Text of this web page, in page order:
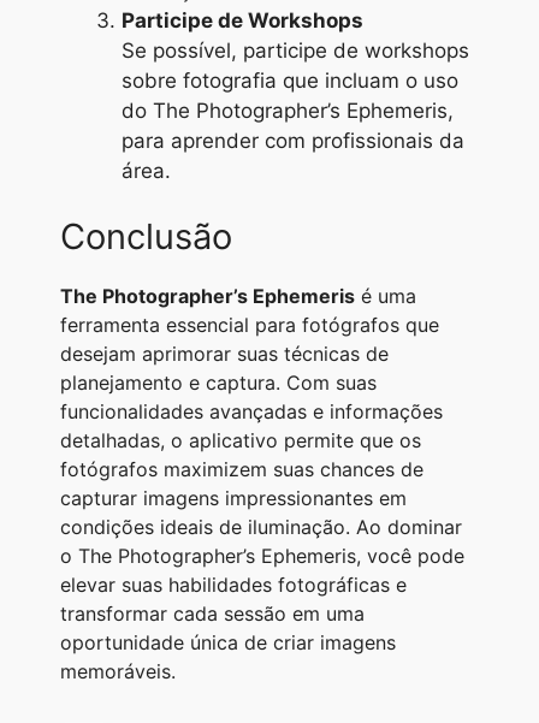
Participe de Workshops
Se possível, participe de workshops
sobre fotografia que incluam o uso
do The Photographer’s Ephemeris,
para aprender com profissionais da
área.
Conclusão
The Photographer’s Ephemeris é uma
ferramenta essencial para fotógrafos que
desejam aprimorar suas técnicas de
planejamento e captura. Com suas
funcionalidades avançadas e informações
detalhadas, o aplicativo permite que os
fotógrafos maximizem suas chances de
capturar imagens impressionantes em
condições ideais de iluminação. Ao dominar
o The Photographer’s Ephemeris, você pode
elevar suas habilidades fotográficas e
transformar cada sessão em uma
oportunidade única de criar imagens
memoráveis.